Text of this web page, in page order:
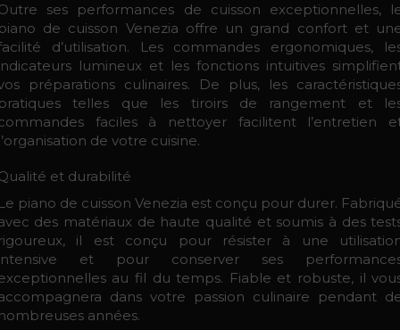
ses performances de cuisson exceptionnelles,
de cuisson Venezia offre un grand confort et
d’utilisation. Les commandes ergonomiques,
lumineux et les fonctions intuitives
préparations culinaires. De plus, les
telles que les tiroirs de rangement et
faciles à nettoyer facilitent l’entretien
de votre cuisine.
et durabilité
piano de cuisson Venezia est conçu pour durer.
des matériaux de haute qualité et soumis à des
il est conçu pour résister à une
et pour conserver ses
au fil du temps. Fiable et robuste, il
dans votre passion culinaire pendant
années.